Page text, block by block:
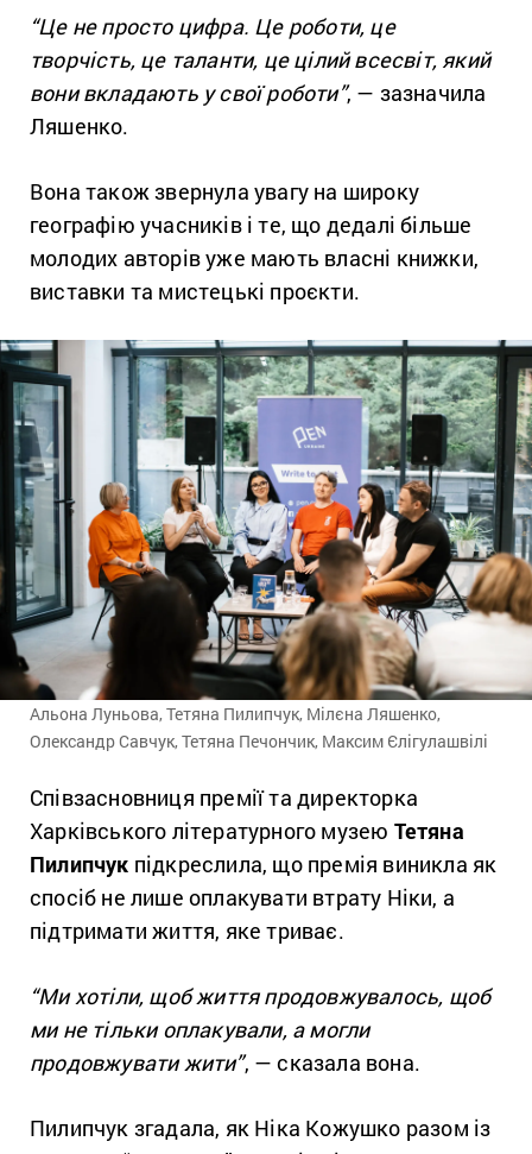
“Це не просто цифра. Це роботи, це
творчість, це таланти, це цілий всесвіт, який
вони вкладають у свої роботи”, — зазначила
Ляшенко.
Вона також звернула увагу на широку
географію учасників і те, що дедалі більше
молодих авторів уже мають власні книжки,
виставки та мистецькі проєкти.
Альона Луньова, Тетяна Пилипчук, Мілєна Ляшенко,
Олександр Савчук, Тетяна Печончик, Максим Єлігулашвілі
Співзасновниця премії та директорка
Харківського літературного музею Тетяна
Пилипчук підкреслила, що премія виникла як
спосіб не лише оплакувати втрату Ніки, а
підтримати життя, яке триває.
“Ми хотіли, щоб життя продовжувалось, щоб
ми не тільки оплакували, а могли
продовжувати жити”, — сказала вона.
Пилипчук згадала, як Ніка Кожушко разом із